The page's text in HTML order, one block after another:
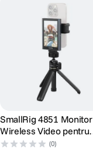
SmallRig 4851 Monitor
Wireless Video pentru
Phone Vlog Kit
(0)